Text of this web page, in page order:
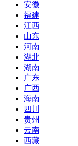
安徽
福建
江西
山东
河南
湖北
湖南
广东
广西
海南
四川
贵州
云南
西藏